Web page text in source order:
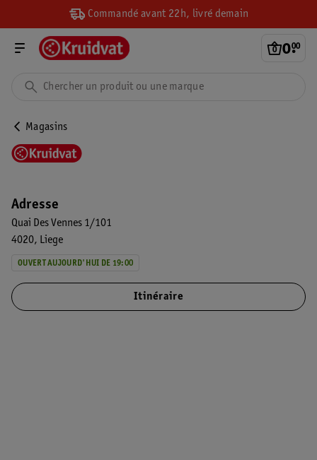
Commandé avant 22h, livré demain
0.
00
Magasins
Adresse
Quai Des Vennes 1/101
4020
Liege
OUVERT AUJOURD'HUI DE 19:00
Itinéraire